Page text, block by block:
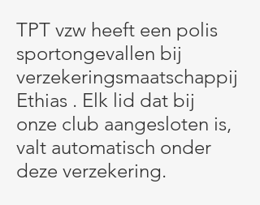
TPT vzw heeft een polis
sportongevallen bij
verzekeringsmaatschappij
Ethias . Elk lid dat bij
onze club aangesloten is,
valt automatisch onder
deze verzekering. ​​​​